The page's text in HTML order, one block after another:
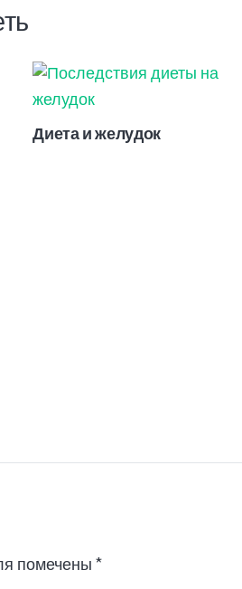
Диета и желудок
помечены*